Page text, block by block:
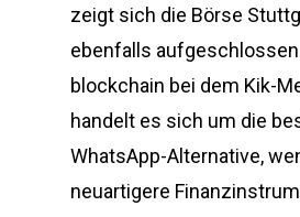
zeigt sich die Börse
ebenfalls
blockchain bei dem Kik-
handelt es sich um die
WhatsApp-Alternative,
neuartigere